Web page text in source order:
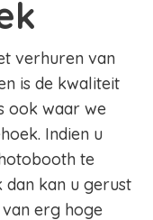
verhuren van
is de kwaliteit
ook waar we
Indien u
te
kan u gerust
erg hoge